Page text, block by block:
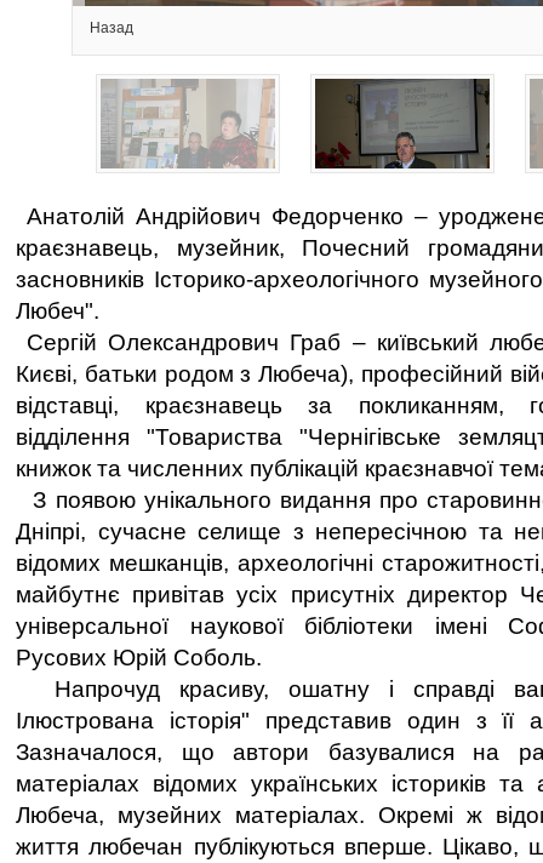
Назад
Анатолій Андрійович Федорченко –
краєзнавець, музейник, Почесний
засновників Історико-археологічного
Любеч".
Сергій Олександрович Граб – київський
Києві, батьки родом з Любеча), професійний
відставці, краєзнавець за покликанням,
відділення "Товариства "Чернігівське
книжок та численних публікацій краєзнавчої
З появою унікального видання про
Дніпрі, сучасне селище з непересічною та
відомих мешканців, археологічні
майбутнє привітав усіх присутніх директор
універсальної наукової бібліотеки імені
Русових Юрій Соболь.
Напрочуд красиву, ошатну і справді
Ілюстрована історія" представив один з її
Зазначалося, що автори базувалися на
матеріалах відомих українських істориків та
Любеча, музейних матеріалах. Окремі ж
життя любечан публікуються вперше. Цікаво,